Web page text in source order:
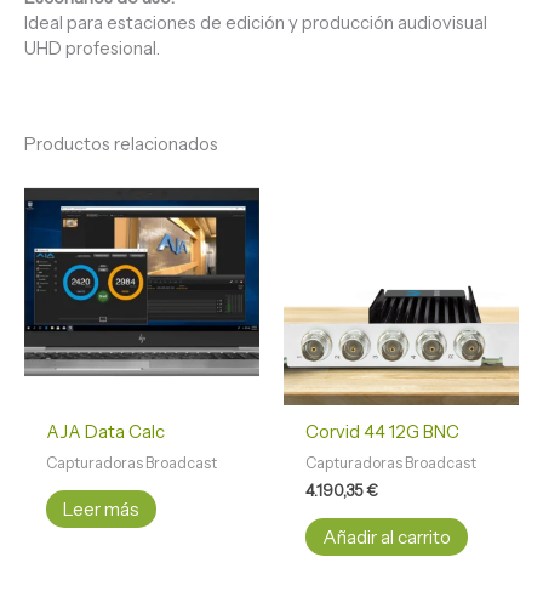
Ideal para estaciones de edición y producción audiovisual
UHD profesional.
Productos relacionados
AJA Data Calc
Capturadoras Broadcast
Leer más
Corvid 44 12G BNC
Capturadoras Broadcast
4.190,35€
Añadir al carrito